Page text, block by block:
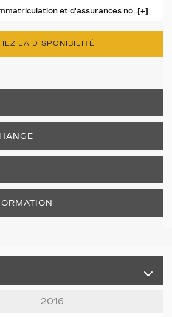
2016
TPS + TVQ, frais d'immatriculation et d'assurances non inclus.
LA DISPONIBILITÉ